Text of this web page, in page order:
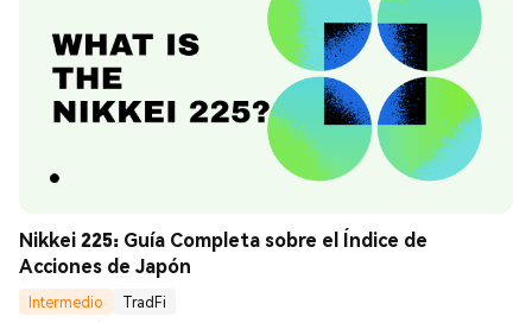
Nikkei 225: Guía Completa sobre el Índice de
Acciones de Japón
Intermedio
TradFi